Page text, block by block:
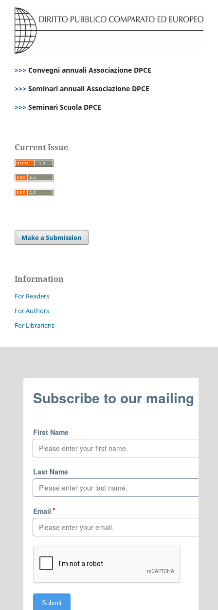
>>> Convegni annuali Associazione DPCE
>>> Seminari annuali Associazione DPCE
>>> Seminari Scuola DPCE
Current Issue
Make a Submission
Information
For Readers
For Authors
For Librarians